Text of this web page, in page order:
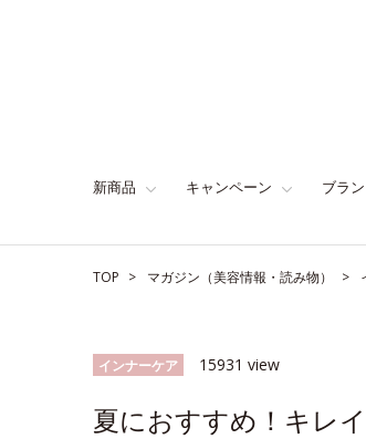
新商品 キャンペーン ブラ
TOP マガジン（美容情報・読み物）
インナーケア 15931 view
夏におすすめ！キレ